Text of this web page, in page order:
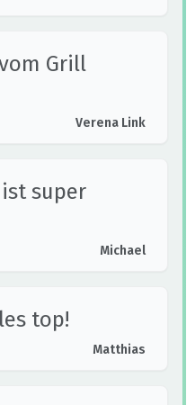
Grill
Verena Link
super
Michael
top!
Matthias